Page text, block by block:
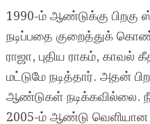
1990-ம் ஆண்டுக்கு பிறகு
நடிப்பதை குறைத்துக்
ராஜா, புதிய ராகம், காவல்
மட்டுமே நடித்தார். அதன்
ஆண்டுகள் நடிக்கவில்லை.
2005-ம் ஆண்டு வெளியான